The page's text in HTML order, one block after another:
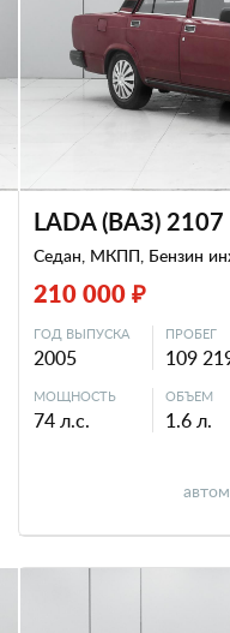
LADA (ВАЗ) 2107
Седан, МКПП, Бензин
210 000 ₽
ГОД ВЫПУСКА
2005
ПРОБЕГ
109
МОЩНОСТЬ
74 л.с.
ОБЪЕМ
1.6 л.